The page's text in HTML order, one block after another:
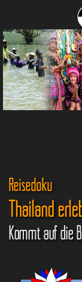
Reisedoku
Thailand
Kommt auf die